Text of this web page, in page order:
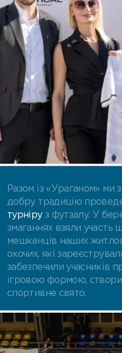
Разом із «Ураганом» ми
добру традицію
турніруз футзалу. У
змаганнях взяли участь
мешканців наших
охочих, які
забезпечили учасників
ігровою формою,
спортивне свято.